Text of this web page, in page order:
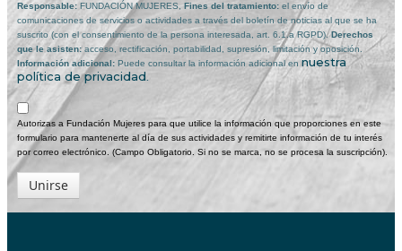
Responsable: FUNDACIÓN MUJERES, Fines del tratamiento: el envío de
comunicaciones de servicios o actividades a través del boletín de noticias al que se ha
suscrito (con el consentimiento de la persona interesada, art. 6.1.a RGPD).Derechos
que le asisten:acceso, rectificación, portabilidad, supresión, limitación y oposición.
Información adicional: Puede consultar la información adicional en nuestra
política de privacidad
Autorizas a Fundación Mujeres para que utilice la información que proporciones en este
formulario para mantenerte al día de sus actividades y remitirte información de tu interés
por correo electrónico. (Campo Obligatorio. Si no se marca, no se procesa la suscripción).
Unirse